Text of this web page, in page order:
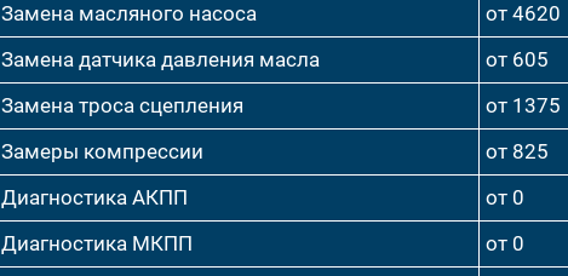
Замена масляного насоса
от 4620
Замена датчика давления масла
от 605
Замена троса сцепления
от 1375
Замеры компрессии
от 825
Диагностика АКПП
от 0
Диагностика МКПП
от 0